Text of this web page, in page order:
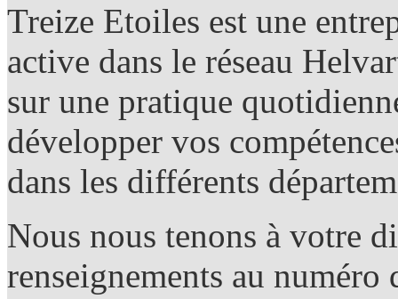
Treize Etoiles est une
active dans le réseau
sur une pratique
développer vos
dans les différents
Nous nous tenons à votre
renseignements au numéro